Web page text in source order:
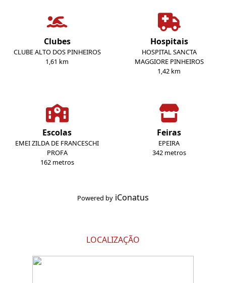
Clubes
CLUBE ALTO DOS PINHEIROS
1,61 km
Hospitais
HOSPITAL SANCTA
MAGGIORE PINHEIROS
1,42 km
Escolas
EMEI ZILDA DE FRANCESCHI
PROFA
162 metros
Feiras
EPEIRA
342 metros
Powered by iConatus
LOCALIZAÇÃO